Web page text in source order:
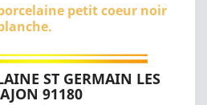
petit coeur noir
ST GERMAIN LES
91180